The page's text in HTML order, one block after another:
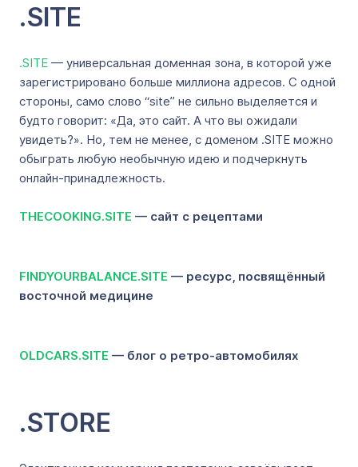
.SITE
.SITE — универсальная доменная зона, в которой уже
зарегистрировано больше миллиона адресов. С одной
стороны, само слово “site” не сильно выделяется и
будто говорит: «Да, это сайт. А что вы ожидали
увидеть?». Но, тем не менее, с доменом .SITE можно
обыграть любую необычную идею и подчеркнуть
онлайн-принадлежность.
THECOOKING.SITE — сайт с рецептами
FINDYOURBALANCE.SITE — ресурс, посвящённый
восточной медицине
OLDCARS.SITE — блог о ретро-автомобилях
.STORE